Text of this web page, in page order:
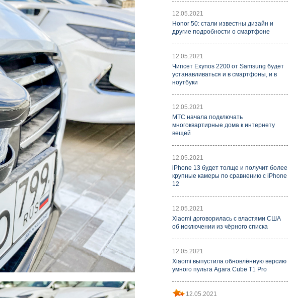
12.05.2021
Honor 50: стали известны дизайн и
другие подробности о смартфоне
12.05.2021
Чипсет Exynos 2200 от Samsung будет
устанавливаться и в смартфоны, и в
ноутбуки
12.05.2021
МТС начала подключать
многоквартирные дома к интернету
вещей
12.05.2021
iPhone 13 будет толще и получит более
крупные камеры по сравнению с iPhone
12
12.05.2021
Xiaomi договорилась с властями США
об исключении из чёрного списка
12.05.2021
Xiaomi выпустила обновлённую версию
умного пульта Agara Cube T1 Pro
12.05.2021